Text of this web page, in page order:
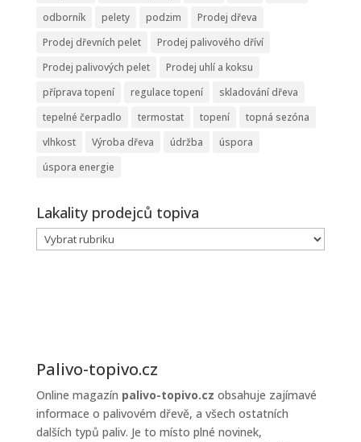
odborník
pelety podzim
Prodej dřeva
Prodej dřevních pelet
Prodej palivového dříví
Prodej palivových pelet
Prodej uhlí a koksu
příprava topení
regulace topení
skladování dřeva
tepelné čerpadlo
termostat topení
topná sezóna
vlhkost
Výroba dřeva údržba
úspora
úspora energie
Lakality prodejců topiva
Lakality
prodejců
Palivo-topivo.cz
Online magazín palivo-topivo.cz obsahuje zajímavé
informace o palivovém dřevě, a všech ostatních
dalších typů paliv. Je to místo plné novinek,